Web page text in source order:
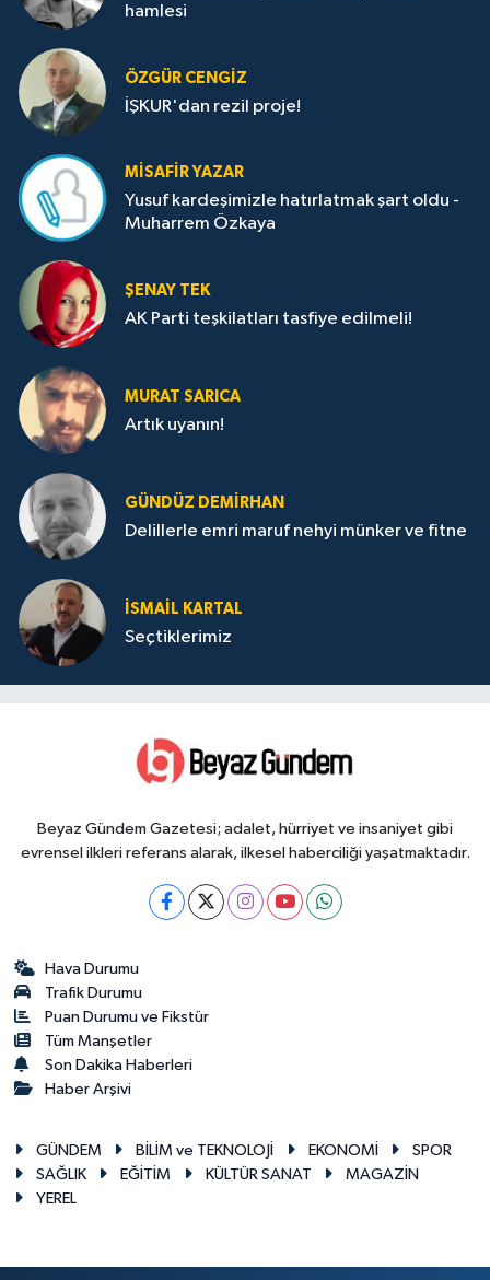
hamlesi
ÖZGÜR CENGIZ
İŞKUR'dan rezil proje!
MISAFIR YAZAR
Yusuf kardeşimizle hatırlatmak şart oldu -
Muharrem Özkaya
ŞENAY TEK
AK Parti teşkilatları tasfiye edilmeli!
MURAT SARICA
Artık uyanın!
GÜNDÜZ DEMIRHAN
Delillerle emri maruf nehyi münker ve fitne
İSMAIL KARTAL
Seçtiklerimiz
Beyaz Gündem Gazetesi; adalet, hürriyet ve insaniyet gibi
evrensel ilkleri referans alarak, ilkesel haberciliği yaşatmaktadır.
Hava Durumu
Trafik Durumu
Puan Durumu ve Fikstür
Tüm Manşetler
Son Dakika Haberleri
Haber Arşivi
GÜNDEM BİLİM ve TEKNOLOJİ EKONOMİ
SPOR
SAĞLIK
EĞİTİM KÜLTÜR SANAT
MAGAZİN
YEREL